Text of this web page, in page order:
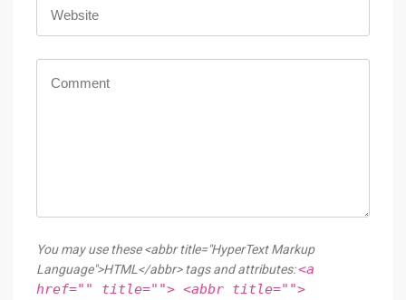
You may use these <abbr title="HyperText Markup
Language">HTML</abbr> tags and attributes:<a
href="" title=""> <abbr title="">